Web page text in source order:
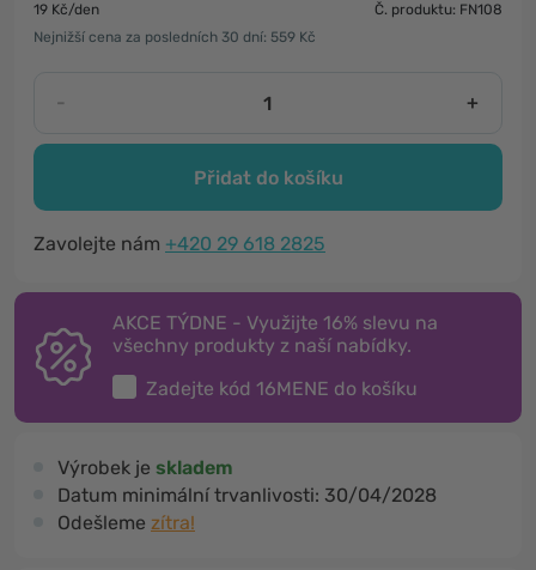
19 Kč/den
Č. produktu: FN108
Nejnižší cena za posledních 30 dní: 559 Kč
- +
Přidat do košíku
Zavolejte nám +420 29 618 2825
AKCE TÝDNE - Využijte 16% slevu na
všechny produkty z naší nabídky.
Zadejte kód 16MENE do košíku
Výrobek je skladem
Datum minimální trvanlivosti: 30/04/2028
Odešleme zítra!